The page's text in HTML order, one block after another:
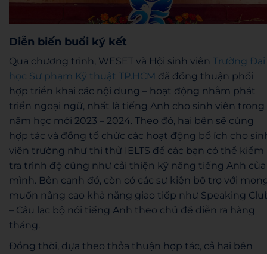
Diễn biến buổi ký kết
Qua chương trình, WESET và Hội sinh viên Trường Đại
học Sư phạm Kỹ thuật TP.HCM đã đồng thuận phối
hợp triển khai các nội dung – hoạt động nhằm phát
triển ngoại ngữ, nhất là tiếng Anh cho sinh viên trong
năm học mới 2023 – 2024. Theo đó, hai bên sẽ cùng
hợp tác và đồng tổ chức các hoạt động bổ ích cho
viên trường như thi thử IELTS để các bạn có thể kiểm
tra trình độ cũng như cải thiện kỹ năng tiếng Anh của
mình. Bên cạnh đó, còn có các sự kiện bổ trợ với
muốn nâng cao khả năng giao tiếp như Speaking
– Câu lạc bộ nói tiếng Anh theo chủ đề diễn ra hàng
tháng.
Đồng thời, dựa theo thỏa thuận hợp tác, cả hai bên